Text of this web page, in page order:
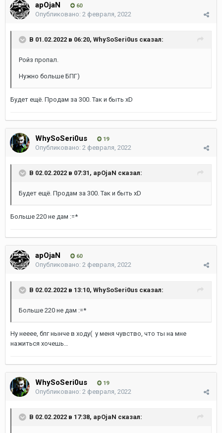
apOjaN 60
Опубликовано: 2 февраля, 2022
В 01.02.2022 в 06:20, WhySoSeri0us сказал:
Ройз пропал.
Нужно больше БПГ)
Будет ещё. Продам за 300. Так и быть xD
WhySoSeri0us 19
Опубликовано: 2 февраля, 2022
В 02.02.2022 в 07:31, apOjaN сказал:
Будет ещё. Продам за 300. Так и быть xD
Больше 220 не дам :=*
apOjaN 60
Опубликовано: 2 февраля, 2022
В 02.02.2022 в 13:10, WhySoSeri0us сказал:
Больше 220 не дам :=*
Ну нееее, бпг нынче в ходу( у меня чувство, что ты на мне
нажиться хочешь…
WhySoSeri0us 19
Опубликовано: 2 февраля, 2022
В 02.02.2022 в 17:38, apOjaN сказал: